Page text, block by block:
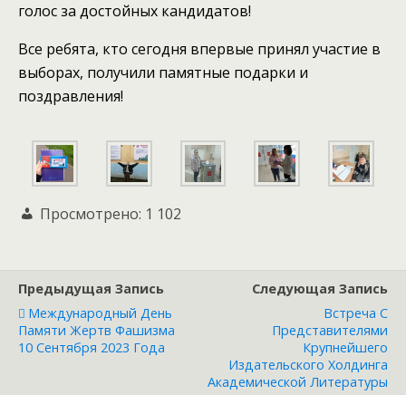
голос за достойных кандидатов!
Все ребята, кто сегодня впервые принял участие в
выборах, получили памятные подарки и
поздравления!
Просмотрено: 1 102
Предыдущая Запись
Международный День
Памяти Жертв Фашизма
10 Сентября 2023 Года
Следующая Запись
Встреча С
Представителями
Крупнейшего
Издательского Холдинга
Академической Литературы